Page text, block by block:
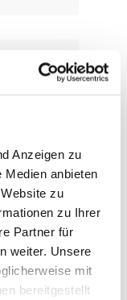
Anzeigen zu
Medien anbieten
zu
zu Ihrer
Partner für
weiter. Unsere
mit
bereitgestellt
bestens